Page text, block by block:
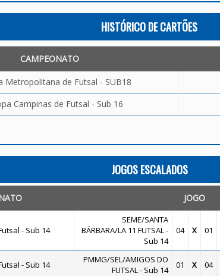
HISTÓRICO DE CARTÕES
CAMPEONATO
Metropolitana de Futsal - SUB18
Campinas de Futsal - Sub 16
JOGOS ESCALADOS
JOGO
- Sub 14
SEME/SANTA
BÁRBARA/LA 11 FUTSAL -
Sub 14
04 X 01
- Sub 14
PMMG/SEL/AMIGOS DO
FUTSAL - Sub 14
01 X 04